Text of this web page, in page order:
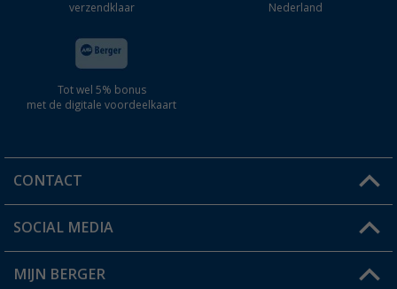
verzendklaar
Nederland
Tot wel 5% bonus
met de digitale voordeelkaart
CONTACT
Een vraag?
Winkel vinden
SOCIAL MEDIA
MIJN BERGER